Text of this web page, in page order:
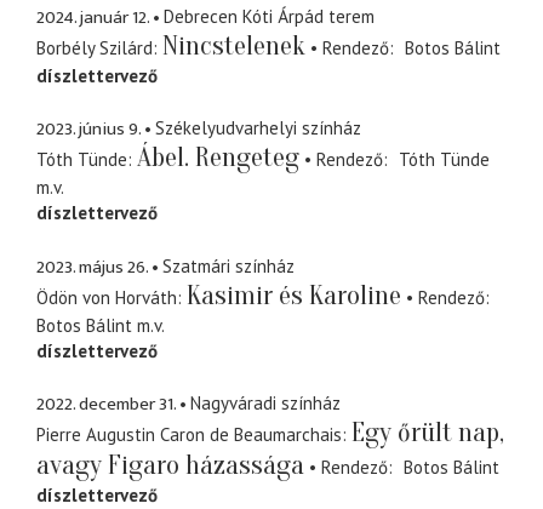
2024. január 12.
Debrecen Kóti Árpád terem
Borbély Szilárd Nincstelenek Rendező
Botos Bálint
díszlettervező
2023. június 9.
Székelyudvarhelyi színház
Tóth Tünde Ábel. Rengeteg Rendező
Tóth Tünde
m.v.
díszlettervező
2023. május 26.
Szatmári színház
Ödön von Horváth Kasimir és Karoline
Rendező
Botos Bálint m.v.
díszlettervező
2022. december 31.
Nagyváradi színház
Pierre Augustin Caron de Beaumarchais Egy őrült nap,
avagy Figaro házassága
Rendező
Botos Bálint
díszlettervező